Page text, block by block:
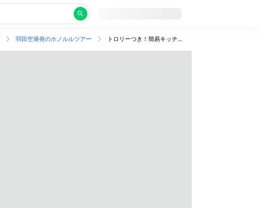
羽田空港発のホノルルツアー トロリーつき！簡易キッチンつきの5つ星ホテル泊。往復送迎つき、ANAビジネスクラス